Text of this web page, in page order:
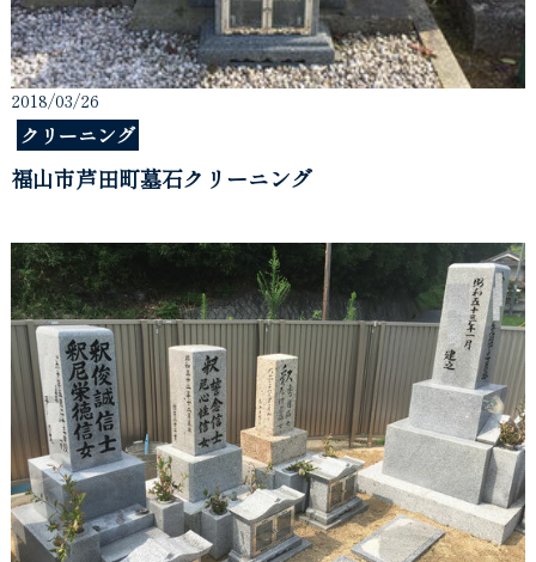
2018/03/26
クリーニング
福山市芦田町墓石クリーニング